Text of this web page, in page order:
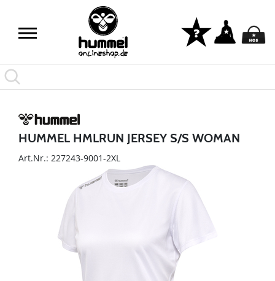
HUMMEL HMLRUN JERSEY S/S WOMAN
Art.Nr.: 227243-9001-2XL